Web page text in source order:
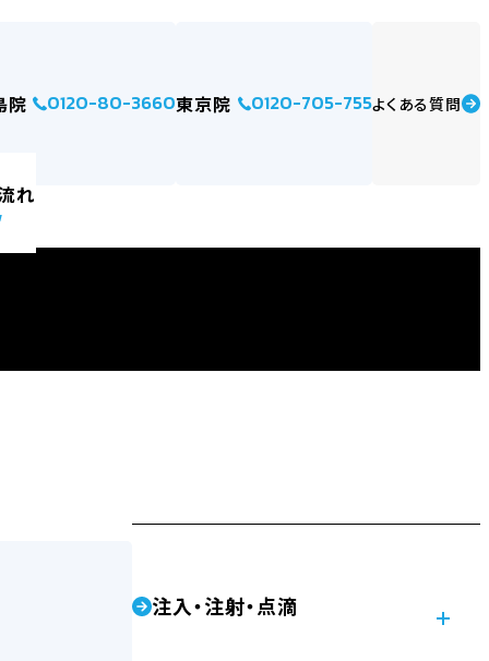
院 0120-80-3660東京院 0120-705-755よくある質問
れ
注入・注射・点滴